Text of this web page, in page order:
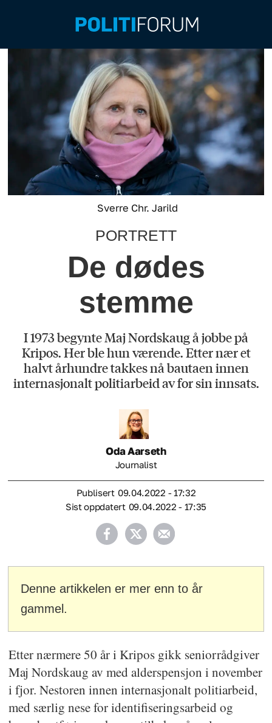
Sverre Chr. Jarild
PORTRETT
De dødes
stemme
I 1973 begynte Maj Nordskaug å jobbe på
Kripos. Her ble hun værende. Etter nær et
halvt århundre takkes nå bautaen innen
internasjonalt politiarbeid av for sin innsats.
OdaAarseth
Journalist
Publisert
09.04.2022 - 17:32
Sist oppdatert
09.04.2022 - 17:35
Denne artikkelen er mer enn to år
gammel.
Etter nærmere 50 år i Kripos gikk seniorrådgiver
Maj Nordskaug av med alderspensjon i november
i fjor. Nestoren innen internasjonalt politiarbeid,
med særlig nese for identifiseringsarbeid og